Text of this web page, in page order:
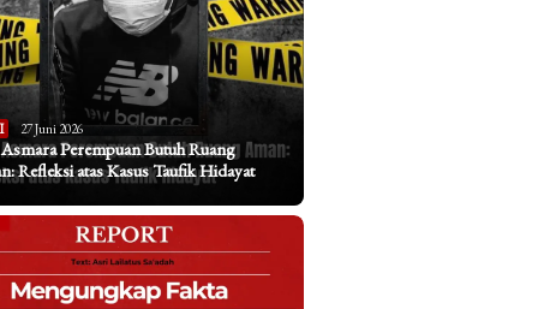
27 Juni 2026
Perempuan Butuh Ruang
Refleksi atas Kasus Taufik Hidayat